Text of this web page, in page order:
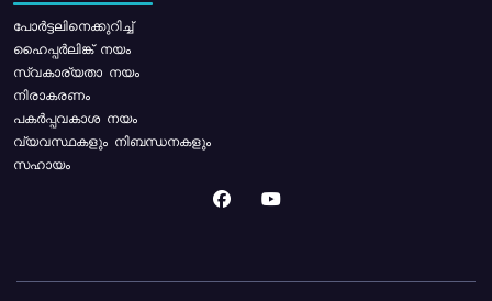
പോര്‍ട്ടലിനെക്കുറിച്ച്
ഹൈപ്പർലിങ്ക് നയം
സ്വകാര്യതാ നയം
നിരാകരണം
പകർപ്പവകാശ നയം
വ്യവസ്ഥകളും നിബന്ധനകളും
സഹായം